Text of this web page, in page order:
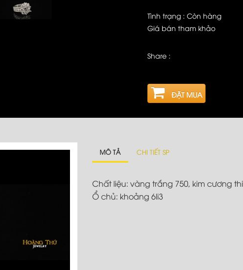
Tình trạng : Còn hàng
Giá bán tham khảo
Share :
ĐẶT MUA
MÔ TẢ CHI TIẾT SP
Chất liệu: vàng trắng 750, kim cương
Ổ chủ: khoảng 6li3